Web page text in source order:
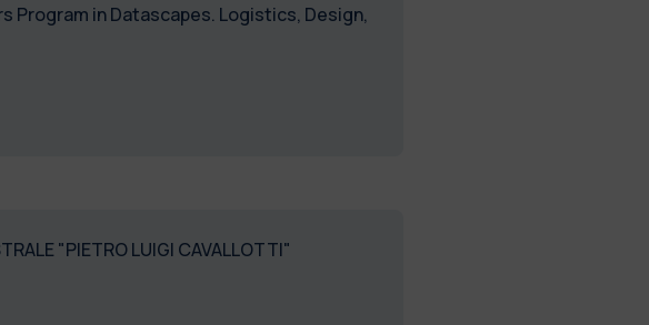
Program in Datascapes. Logistics, Design,
"PIETRO LUIGI CAVALLOTTI"